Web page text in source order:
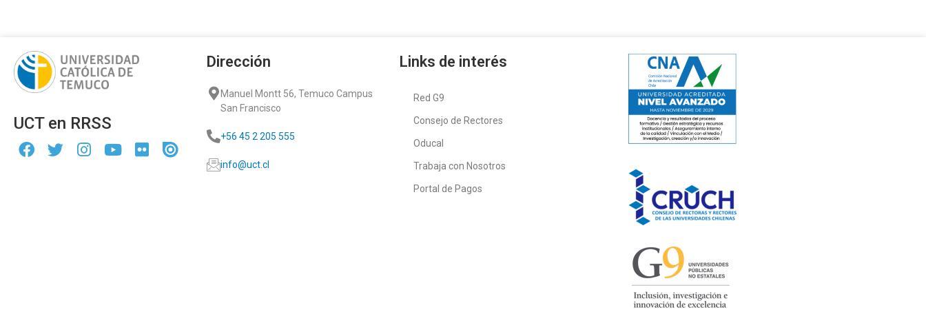
UCT en RRSS
Dirección
Manuel Montt 56, Temuco Campus
San Francisco
+56 45 2 205 555
info@uct.cl
Links de interés
Red G9
Consejo de Rectores
Oducal
Trabaja con Nosotros
Portal de Pagos